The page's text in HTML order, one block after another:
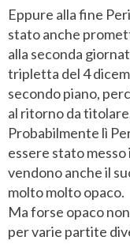
Eppure alla fine
stato anche
alla seconda
tripletta del 4
secondo piano,
al ritorno da
Probabilmente lì
essere stato
vendono anche il
molto molto opaco.
Ma forse opaco
per varie partite